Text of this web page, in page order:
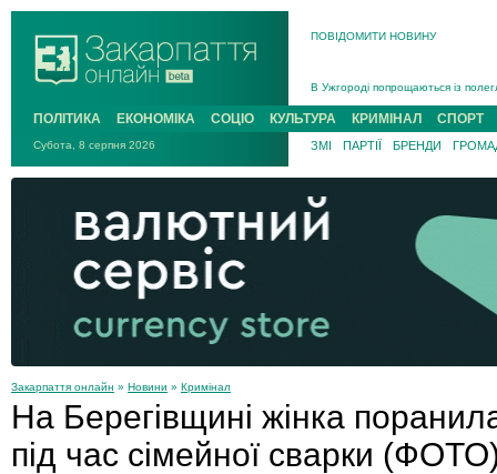
ПОВІДОМИТИ НОВИНУ
Інструктора районного ТЦК на
В Ужгороді 5 серпня
Підтвердили загибель
На війні з рф поліг військовий з
Інструктора районного ТЦК на
ПОЛІТИКА ЕКОНОМІКА СОЦІО КУЛЬТУРА КРИМІНАЛ СПОРТ
Субота, 8 серпня 2026 ЗМІ ПАРТІЇ БРЕНДИ
Закарпаття онлайн » Новини » Кримінал
На Берегівщині жінка
під час сімейної сварки